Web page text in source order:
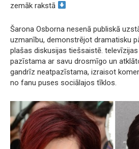
zemāk rakstā
Šarona Osborna nesenā publiskā
uzmanību, demonstrējot dramatisku
plašas diskusijas tiešsaistē.
pazīstama ar savu drosmīgo un
gandrīz neatpazīstama, izraisot
no fanu puses sociālajos tīklos.